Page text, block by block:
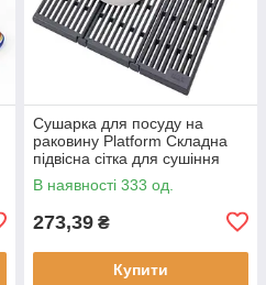
Сушарка для посуду на
раковину Platform Складна
підвісна сітка для сушіння
В наявності 333 од.
273,39 ₴
Купити